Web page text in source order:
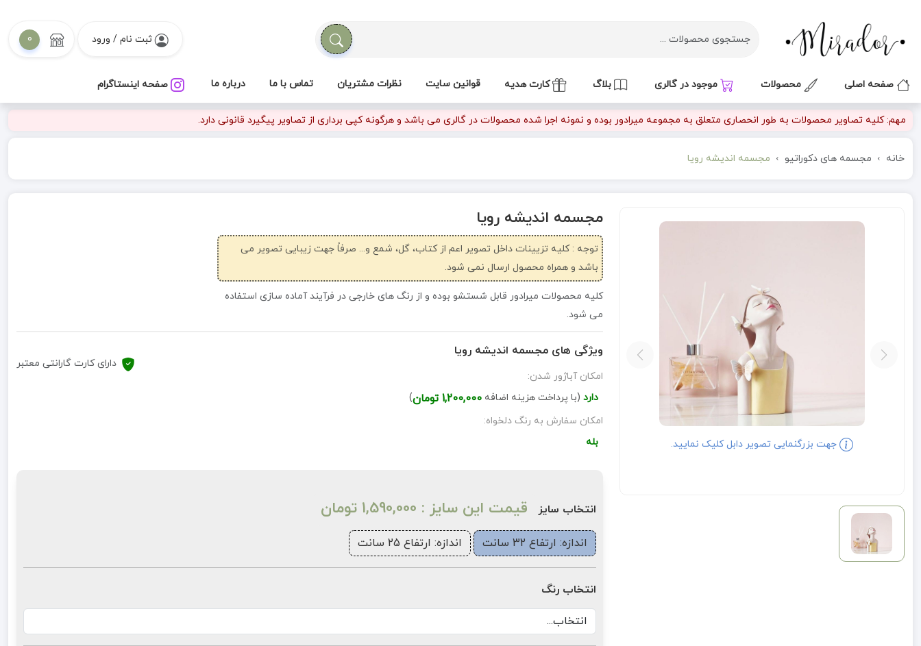
ثبت نام / ورود 0
صفحه اصلی محصولات موجود در گالری بلاگ کارت هدیه قوانین سایت نظرات مشتریان تماس با ما درباره ما صفحه اینستاگرام
مهم: کلیه تصاویر محصولات به طور انحصاری متعلق به مجموعه میرادور بوده و نمونه اجرا شده محصولات در گالری می باشد و هرگونه کپی برداری از تصاویر پیگیرد قانونی دارد.
خانه مجسمه های دکوراتیو مجسمه اندیشه رویا
جهت بزرگنمایی تصویر دابل کلیک نمایید.
مجسمه اندیشه رویا
توجه : کلیه تزیینات داخل تصویر اعم از کتاب، گل، شمع و... صرفاً جهت زیبایی تصویر می
باشد و همراه محصول ارسال نمی شود.
کلیه محصولات میرادور قابل شستشو بوده و از رنگ های خارجی در فرآیند آماده سازی استفاده
می شود.
ویژگی های مجسمه اندیشه رویا
امکان آباژور شدن:
دارد (با پرداخت هزینه اضافه 1,200,000 تومان
)
امکان سفارش به رنگ دلخواه:
بله
دارای کارت گارانتی معتبر
انتخاب سایز قیمت این سایز : 1,590,000 تومان
اندازه: ارتفاع 32 سانت اندازه: ارتفاع 25 سانت
انتخاب رنگ